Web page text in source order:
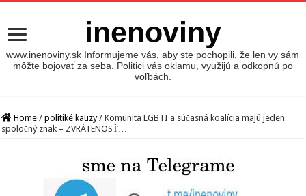
inenoviny
www.inenoviny.sk Informujeme vás, aby ste pochopili, že len vy sám
môžte bojovať za seba. Politici vás oklamu, využijú a odkopnú po
voľbách.
Home / politiké kauzy / Komunita LGBTI a súčasná koalícia majú jeden
spoločný znak – ZVRÁTENOSŤ…